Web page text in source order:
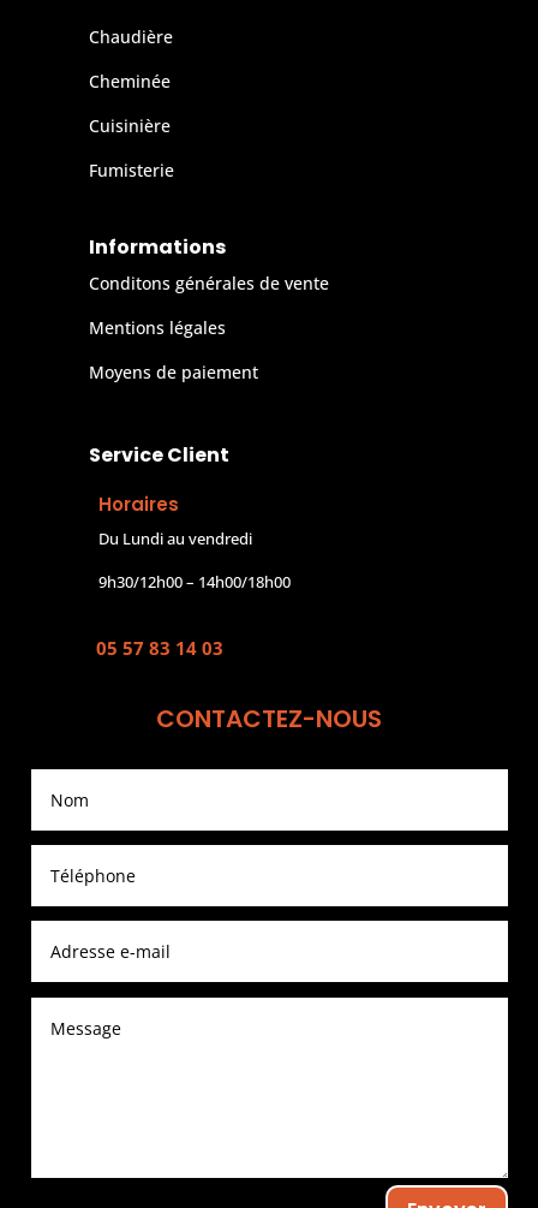
Chaudière
Cheminée
Cuisinière
Fumisterie
Informations
Conditons générales de vente
Mentions légales
Moyens de paiement
Service Client
Horaires
Du Lundi au vendredi
9h30/12h00 – 14h00/18h00
05 57 83 14 03
CONTACTEZ-NOUS